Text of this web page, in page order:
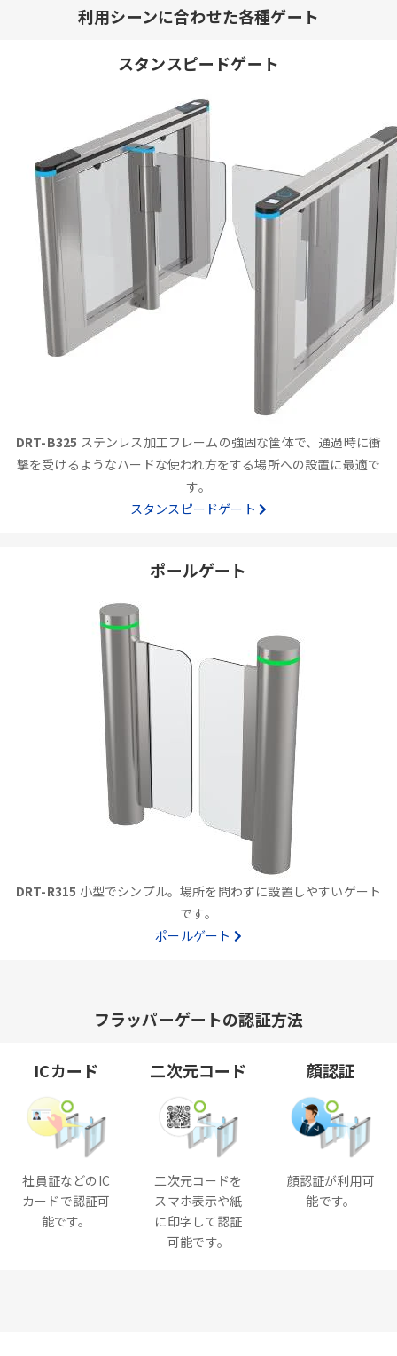
利用シーンに合わせた各種ゲート
スタンスピードゲート
DRT-B325 ステンレス加工フレームの強固な筐体で、通過時に衝
撃を受けるようなハードな使われ方をする場所への設置に最適で
す。
スタンスピードゲート
ポールゲート
DRT-R315 小型でシンプル。場所を問わずに設置しやすいゲート
です。
ポールゲート
フラッパーゲートの認証方法
ICカード
社員証などのIC
カードで認証可
能です。
二次元コード
二次元コードを
スマホ表示や紙
に印字して認証
可能です。
顔認証
顔認証が利用可
能です。